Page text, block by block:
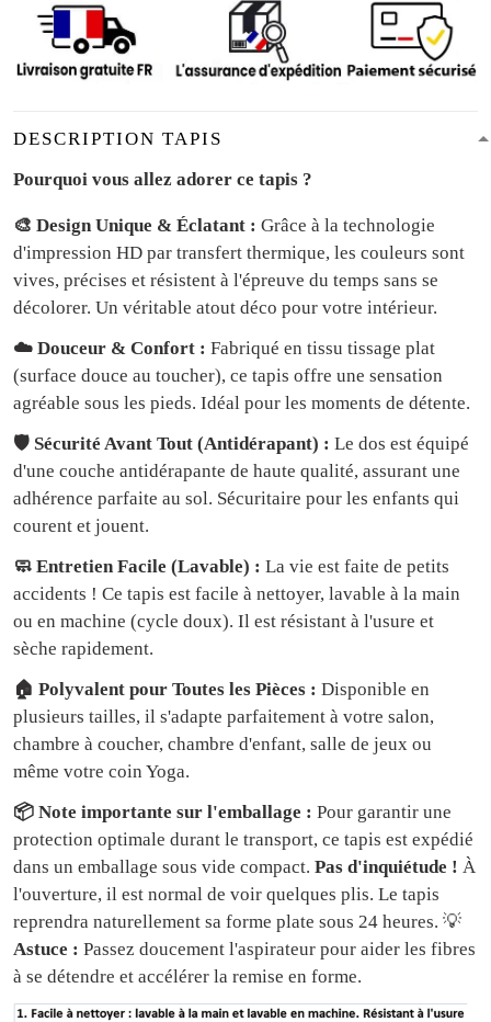
DESCRIPTION TAPIS
Pourquoi vous allez adorer ce tapis ?
🎨 Design Unique & Éclatant : Grâce à la technologie
d'impression HD par transfert thermique, les couleurs sont
vives, précises et résistent à l'épreuve du temps sans se
décolorer. Un véritable atout déco pour votre intérieur.
☁️ Douceur & Confort : Fabriqué en tissu tissage plat
(surface douce au toucher), ce tapis offre une sensation
agréable sous les pieds. Idéal pour les moments de détente.
🛡️ Sécurité Avant Tout (Antidérapant) : Le dos est équipé
d'une couche antidérapante de haute qualité, assurant une
adhérence parfaite au sol. Sécuritaire pour les enfants qui
courent et jouent.
🧼 Entretien Facile (Lavable) : La vie est faite de petits
accidents ! Ce tapis est facile à nettoyer, lavable à la main
ou en machine (cycle doux). Il est résistant à l'usure et
sèche rapidement.
🏠 Polyvalent pour Toutes les Pièces : Disponible en
plusieurs tailles, il s'adapte parfaitement à votre salon,
chambre à coucher, chambre d'enfant, salle de jeux ou
même votre coin Yoga.
📦 Note importante sur l'emballage : Pour garantir une
protection optimale durant le transport, ce tapis est expédié
dans un emballage sous vide compact. Pas d'inquiétude ! À
l'ouverture, il est normal de voir quelques plis. Le tapis
reprendra naturellement sa forme plate sous 24 heures. 💡
Astuce : Passez doucement l'aspirateur pour aider les fibres
à se détendre et accélérer la remise en forme.